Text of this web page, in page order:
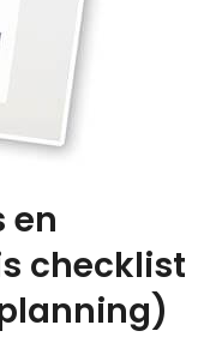
en
checklist